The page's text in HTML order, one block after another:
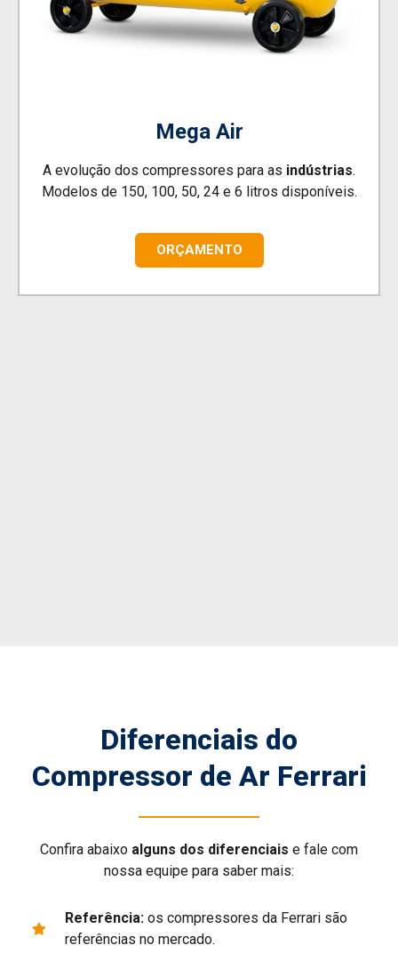
Mega Air
A evolução dos compressores para as indústrias.
Modelos de 150, 100, 50, 24 e 6 litros disponíveis.
ORÇAMENTO
Diferenciais do
Compressor de Ar Ferrari
Confira abaixo alguns dos diferenciais e fale com
nossa equipe para saber mais:
Referência:os compressores da Ferrari são
referências no mercado.